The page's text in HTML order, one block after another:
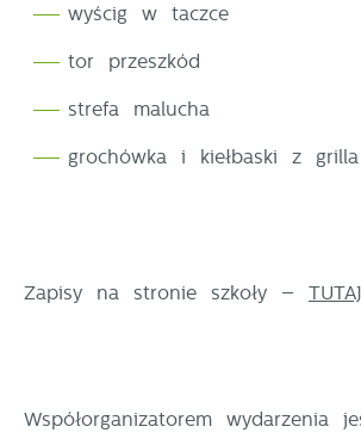
wyścig w taczce
tor przeszkód
strefa malucha
grochówka i kiełbaski z grilla
Zapisy na stronie szkoły –
Współorganizatorem wydarzenia